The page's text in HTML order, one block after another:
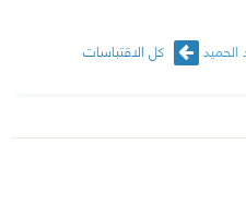
كل الاقتباسات